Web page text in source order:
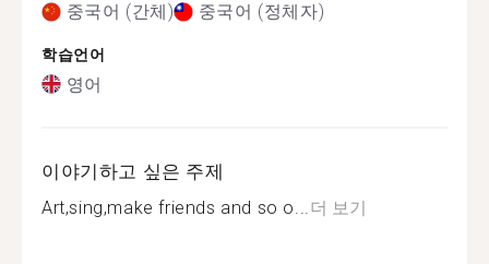
중국어 (간체) 중국어 (정체자)
학습언어
영어
이야기하고 싶은 주제
Art,sing,make friends and so o... 더 보기